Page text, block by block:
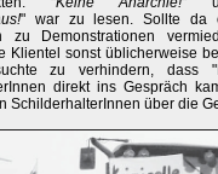
" war zu lesen. Sollte da
zu Demonstrationen
Klientel sonst üblicherweise
zu verhindern, dass
direkt ins Gespräch
SchilderhalterInnen über die